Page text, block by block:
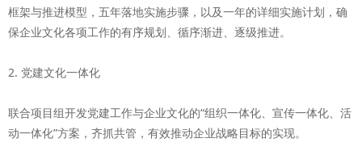
框架与推进模型，五年落地实施步骤，以及一年的详细实施计划，确
保企业文化各项工作的有序规划、循序渐进、逐级推进。
2. 党建文化一体化
联合项目组开发党建工作与企业文化的“组织一体化、宣传一体化、活
动一体化”方案，齐抓共管，有效推动企业战略目标的实现。